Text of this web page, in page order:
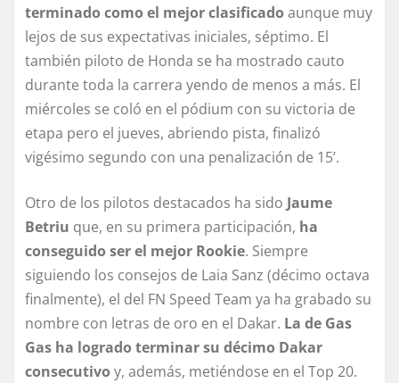
terminado como el mejor clasificado aunque muy
lejos de sus expectativas iniciales, séptimo. El
también piloto de Honda se ha mostrado cauto
durante toda la carrera yendo de menos a más. El
miércoles se coló en el pódium con su victoria de
etapa pero el jueves, abriendo pista, finalizó
vigésimo segundo con una penalización de 15’.
Otro de los pilotos destacados ha sido Jaume
Betriu que, en su primera participación, ha
conseguido ser el mejor Rookie. Siempre
siguiendo los consejos de Laia Sanz (décimo octava
finalmente), el del FN Speed Team ya ha grabado su
nombre con letras de oro en el Dakar. La de Gas
Gas ha logrado terminar su décimo Dakar
consecutivo y, además, metiéndose en el Top 20.